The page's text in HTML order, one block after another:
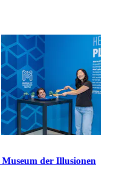
der Illusionen